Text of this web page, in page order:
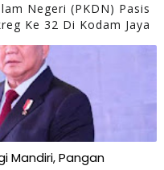
Negeri (PKDN) Pasis
Ke 32 Di Kodam Jaya
Mandiri, Pangan